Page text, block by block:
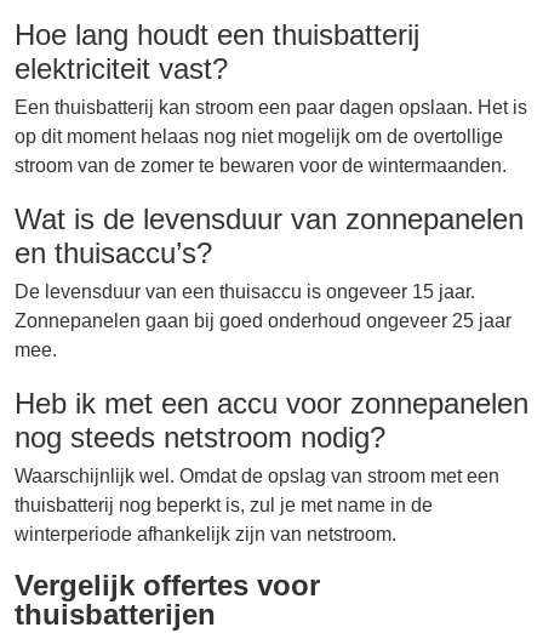
Hoe lang houdt een thuisbatterij
elektriciteit vast?
Een thuisbatterij kan stroom een paar dagen opslaan. Het is
op dit moment helaas nog niet mogelijk om de overtollige
stroom van de zomer te bewaren voor de wintermaanden.
Wat is de levensduur van zonnepanelen
en thuisaccu’s?
De levensduur van een thuisaccu is ongeveer 15 jaar.
Zonnepanelen gaan bij goed onderhoud ongeveer 25 jaar
mee.
Heb ik met een accu voor zonnepanelen
nog steeds netstroom nodig?
Waarschijnlijk wel. Omdat de opslag van stroom met een
thuisbatterij nog beperkt is, zul je met name in de
winterperiode afhankelijk zijn van netstroom.
Vergelijk offertes voor
thuisbatterijen